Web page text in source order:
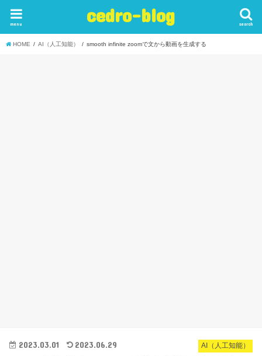
cedro-blog search
menu
HOME AI（人工知能） smooth infinite zoomで文から動画を生成する
AI（人工知能）
2023.03.01 2023.06.29